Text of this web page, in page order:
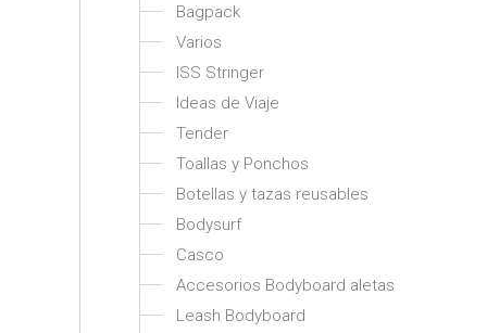
Bagpack
Varios
ISS Stringer
Ideas de Viaje
Tender
Toallas y Ponchos
Botellas y tazas reusables
Bodysurf
Casco
Accesorios Bodyboard aletas
Leash Bodyboard